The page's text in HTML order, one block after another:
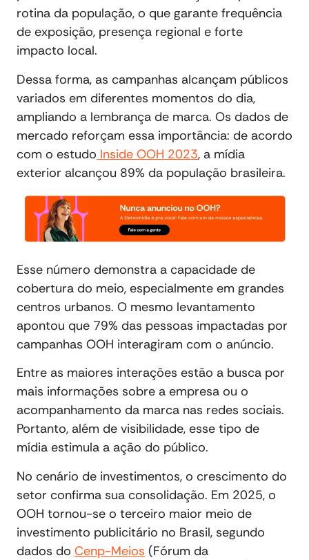
rotina da população, o que garante frequência
de exposição, presença regional e forte
impacto local.
Dessa forma, as campanhas alcançam públicos
variados em diferentes momentos do dia,
ampliando a lembrança de marca. Os dados de
mercado reforçam essa importância: de acordo
com o estudo Inside OOH 2023, a mídia
exterior alcançou 89% da população brasileira.
Esse número demonstra a capacidade de
cobertura do meio, especialmente em grandes
centros urbanos. O mesmo levantamento
apontou que 79% das pessoas impactadas por
campanhas OOH interagiram com o anúncio.
Entre as maiores interações estão a busca por
mais informações sobre a empresa ou o
acompanhamento da marca nas redes sociais.
Portanto, além de visibilidade, esse tipo de
mídia estimula a ação do público.
No cenário de investimentos, o crescimento do
setor confirma sua consolidação. Em 2025, o
OOH tornou-se o terceiro maior meio de
investimento publicitário no Brasil, segundo
dados do Cenp-Meios (Fórum da